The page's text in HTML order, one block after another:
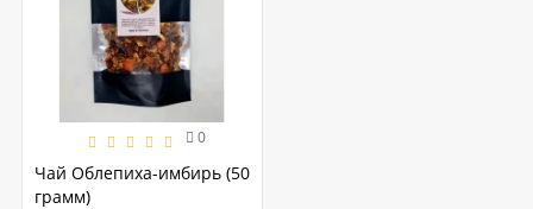
0
Чай Облепиха-имбирь (50
грамм)